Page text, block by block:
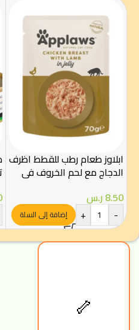
ابلاوز طعام رطب للقطط اظرف
الدجاج مع لحم الخروف في
8.50ر.س
-
+ إضافة إلى السلة
🦴